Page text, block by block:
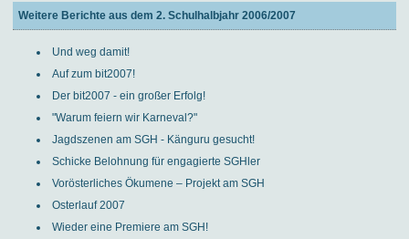
Weitere Berichte aus dem 2. Schulhalbjahr 2006/2007
Und weg damit!
Auf zum bit2007!
Der bit2007 - ein großer Erfolg!
"Warum feiern wir Karneval?"
Jagdszenen am SGH - Känguru gesucht!
Schicke Belohnung für engagierte SGHler
Vorösterliches Ökumene – Projekt am SGH
Osterlauf 2007
Wieder eine Premiere am SGH!